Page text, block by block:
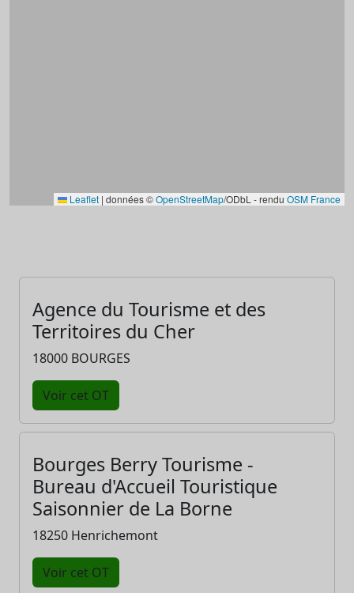
Leaflet | données ©OpenStreetMap/ODbL - rendu OSM France
Agence du Tourisme et des
Territoires du Cher
18000 BOURGES
Voir cet OT
Bourges Berry Tourisme -
Bureau d'Accueil Touristique
Saisonnier de La Borne
18250 Henrichemont
Voir cet OT